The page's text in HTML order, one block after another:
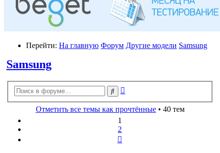
Перейти: На главную Форум Другие модели Samsung
Samsung
Поиск
Отметить все темы как прочтённые• 40 тем
1
2